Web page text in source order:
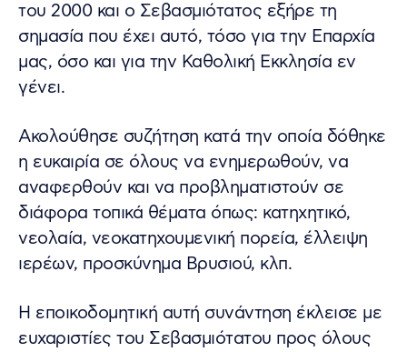
του 2000 και ο Σεβασμιότατος εξήρε τη
σημασία που έχει αυτό, τόσο για την Επαρχία
μας, όσο και για την Καθολική Εκκλησία εν
γένει.
Ακολούθησε συζήτηση κατά την οποία δόθηκε
η ευκαιρία σε όλους να ενημερωθούν, να
αναφερθούν και να προβληματιστούν σε
διάφορα τοπικά θέματα όπως: κατηχητικό,
νεολαία, νεοκατηχουμενική πορεία, έλλειψη
ιερέων, προσκύνημα Βρυσιού, κλπ.
Η εποικοδομητική αυτή συνάντηση έκλεισε με
ευχαριστίες του Σεβασμιότατου προς όλους